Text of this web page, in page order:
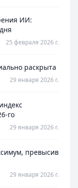
ИИ:
25 февраля 2026 г.
раскрыта
29 января 2026 г.
го
29 января 2026 г.
превысив
29 января 2026 г.